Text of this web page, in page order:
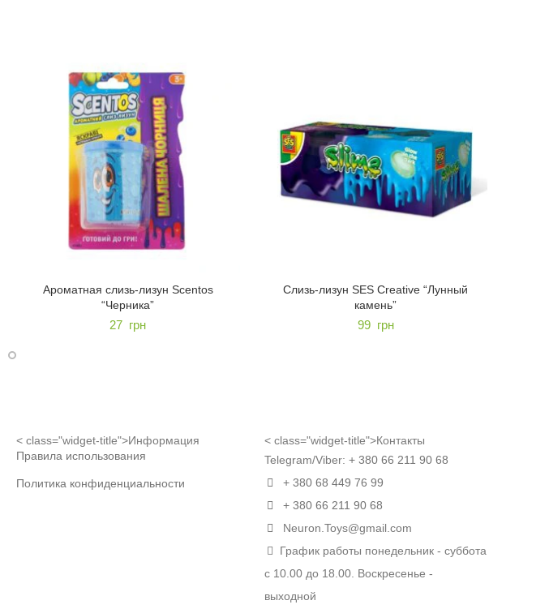
Ароматная слизь-лизун Scentos
“Черника”
27 грн
Слизь-лизун SES Creative “Лунный
камень”
99 грн
< class="widget-title">Информация
Правила использования
Политика конфиденциальности
< class="widget-title">Контакты
Telegram/Viber: + 380 66 211 90 68
+ 380 68 449 76 99
+ 380 66 211 90 68
Neuron.Toys@gmail.com
График работы понедельник - суббота
с 10.00 до 18.00. Воскресенье -
выходной